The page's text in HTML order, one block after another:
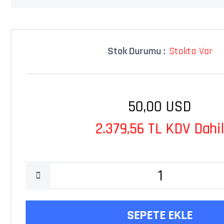
Stok Durumu : Stokta Var
50,00 USD
2.379,56 TL KDV Dahil
SEPETE EKLE